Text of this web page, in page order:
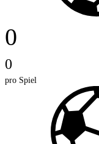
0
0
pro Spiel